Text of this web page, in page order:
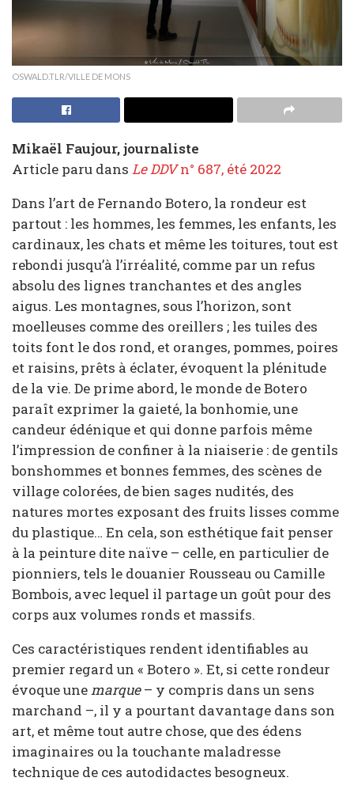
OSWALD.TLR/VILLE DE MONS
Mikaël Faujour, journaliste
Article paru dans Le DDVn° 687, été 2022
Dans l’art de Fernando Botero, la rondeur est
partout : les hommes, les femmes, les enfants, les
cardinaux, les chats et même les toitures, tout est
rebondi jusqu’à l’irréalité, comme par un refus
absolu des lignes tranchantes et des angles
aigus. Les montagnes, sous l’horizon, sont
moelleuses comme des oreillers ; les tuiles des
toits font le dos rond, et oranges, pommes, poires
et raisins, prêts à éclater, évoquent la plénitude
de la vie. De prime abord, le monde de Botero
paraît exprimer la gaieté, la bonhomie, une
candeur édénique et qui donne parfois même
l’impression de confiner à la niaiserie : de gentils
bonshommes et bonnes femmes, des scènes de
village colorées, de bien sages nudités, des
natures mortes exposant des fruits lisses comme
du plastique… En cela, son esthétique fait penser
à la peinture dite naïve – celle, en particulier de
pionniers, tels le douanier Rousseau ou Camille
Bombois, avec lequel il partage un goût pour des
corps aux volumes ronds et massifs.
Ces caractéristiques rendent identifiables au
premier regard un « Botero ». Et, si cette rondeur
évoque unemarque– y compris dans un sens
marchand –, il y a pourtant davantage dans son
art, et même tout autre chose, que des édens
imaginaires ou la touchante maladresse
technique de ces autodidactes besogneux.